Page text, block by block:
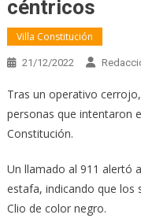
céntricos
Villa Constitución
21/12/2022
Tras un operativo
personas que intentaron
Constitución.
Un llamado al 911 alertó
estafa, indicando que los
Clio de color negro.